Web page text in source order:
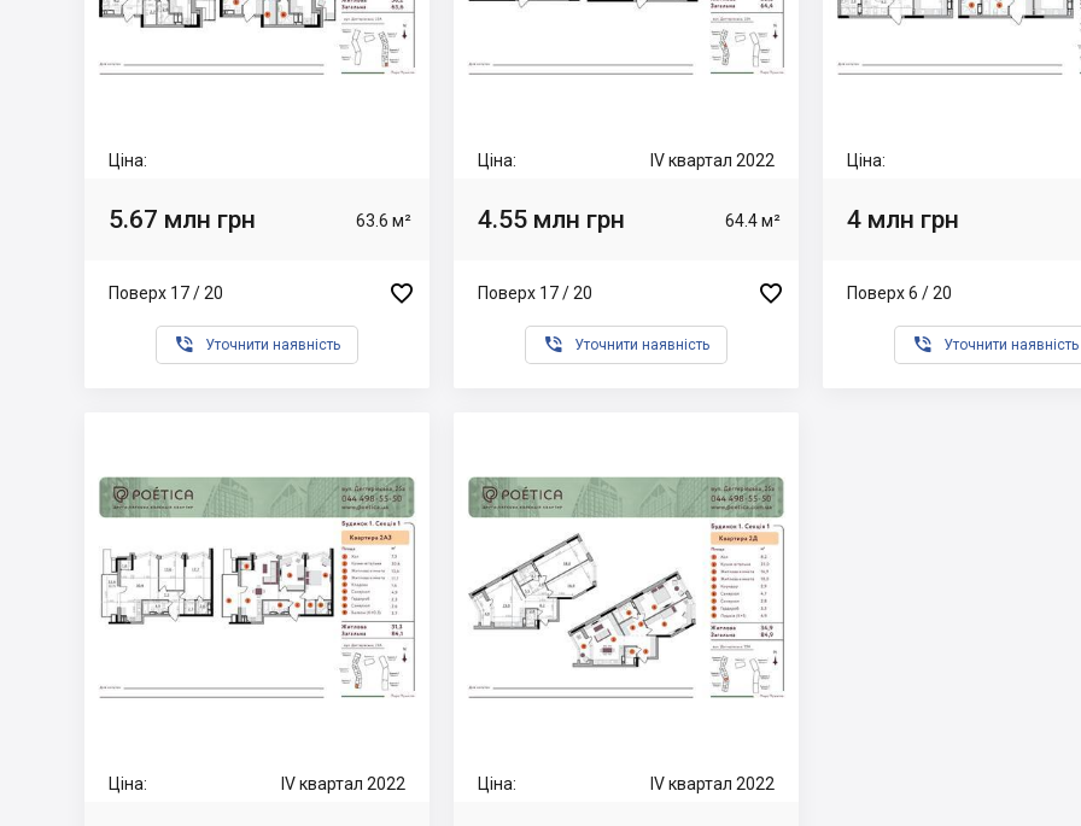
Ціна:
5.67 млн грн 63.6 м²
Поверх 17 / 20 
 Уточнити наявність
Ціна: IV квартал 2022
4.55 млн грн 64.4 м²
Поверх 17 / 20 
 Уточнити наявність
Ціна:
4 млн грн
Поверх 6 / 20
 Уточнити наявність
Ціна: IV квартал 2022 Ціна: IV квартал 2022